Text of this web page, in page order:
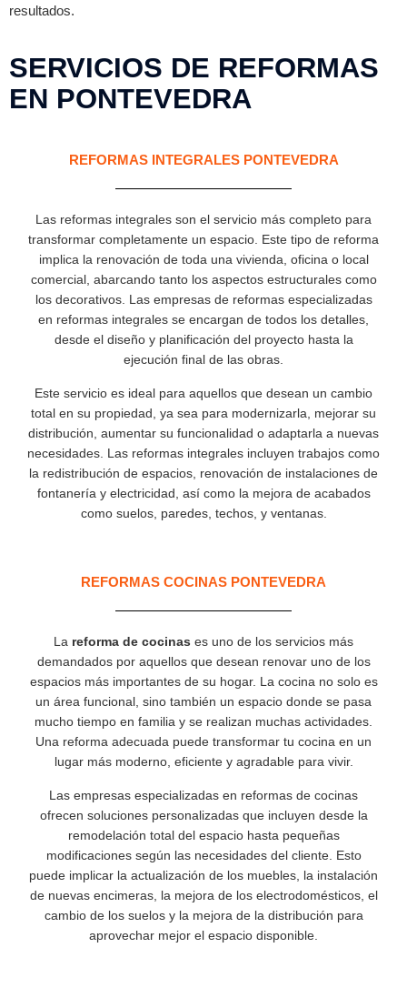
resultados.
SERVICIOS DE REFORMAS
EN PONTEVEDRA
REFORMAS INTEGRALES PONTEVEDRA
Las reformas integrales son el servicio más completo para
transformar completamente un espacio. Este tipo de reforma
implica la renovación de toda una vivienda, oficina o local
comercial, abarcando tanto los aspectos estructurales como
los decorativos. Las empresas de reformas especializadas
en reformas integrales se encargan de todos los detalles,
desde el diseño y planificación del proyecto hasta la
ejecución final de las obras.
Este servicio es ideal para aquellos que desean un cambio
total en su propiedad, ya sea para modernizarla, mejorar su
distribución, aumentar su funcionalidad o adaptarla a nuevas
necesidades. Las reformas integrales incluyen trabajos como
la redistribución de espacios, renovación de instalaciones de
fontanería y electricidad, así como la mejora de acabados
como suelos, paredes, techos, y ventanas.
REFORMAS COCINAS PONTEVEDRA
La reforma de cocinas es uno de los servicios más
demandados por aquellos que desean renovar uno de los
espacios más importantes de su hogar. La cocina no solo es
un área funcional, sino también un espacio donde se pasa
mucho tiempo en familia y se realizan muchas actividades.
Una reforma adecuada puede transformar tu cocina en un
lugar más moderno, eficiente y agradable para vivir.
Las empresas especializadas en reformas de cocinas
ofrecen soluciones personalizadas que incluyen desde la
remodelación total del espacio hasta pequeñas
modificaciones según las necesidades del cliente. Esto
puede implicar la actualización de los muebles, la instalación
de nuevas encimeras, la mejora de los electrodomésticos, el
cambio de los suelos y la mejora de la distribución para
aprovechar mejor el espacio disponible.